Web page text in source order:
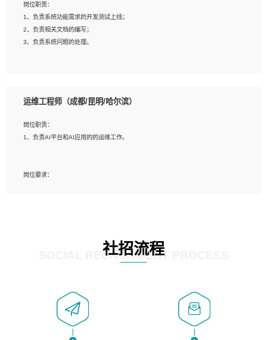
2、精通linux命令。
3、熟悉oracle、mysql 数据库。
4、善于沟通，具有良好的团队合作精神和协作能力。
5、必须有实际的生产环境系统维护经验。
岗位职责：
1、负责系统功能需求的开发测试上线；
2、负责相关文档的编写；
3、负责系统问题的处理。
2、熟悉linux命令；
4、熟练使用oracle、mysql进行开发；
5、熟悉流程开发如使用activiti；
运维工程师（成都/昆明/哈尔滨）
岗位职责：
1、负责AI平台和AI应用的的运维工作。
岗位要求：
4、掌握DevOps思想、方法和流程。Jenkins工具使用；
5、掌握常见中间件配置与优化，如mysql、nginx等；
社招流程
SOCIAL RECRUITMENT PROCESS